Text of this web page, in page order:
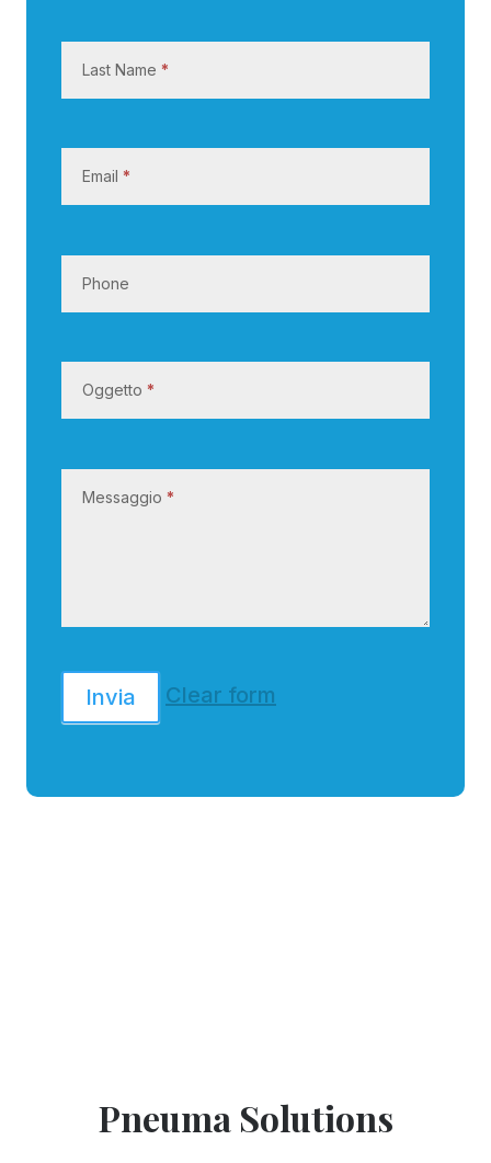
a
t
Last Name *
Email *
Phone
Oggetto *
Messaggio *
Invia Clear form
Pneuma Solutions